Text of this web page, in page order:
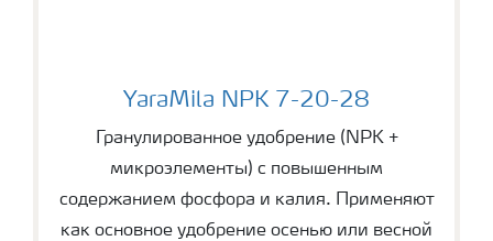
YaraMila NPK 7-20-28
Гранулированное удобрение (NPK +
микроэлементы) с повышенным
содержанием фосфора и калия. Применяют
как основное удобрение осенью или весной